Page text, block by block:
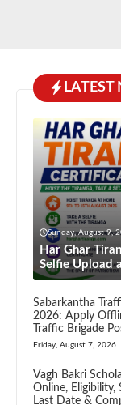
LATEST
Sunday, August 9,
Har Ghar
Selfie Upload
Sabarkantha
2026: Apply
Traffic Brigade
Friday, August 7, 2026
Vagh Bakri
Online, Eligibility,
Last Date &